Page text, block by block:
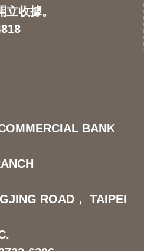
收據。
BANK
ROAD， TAIPEI